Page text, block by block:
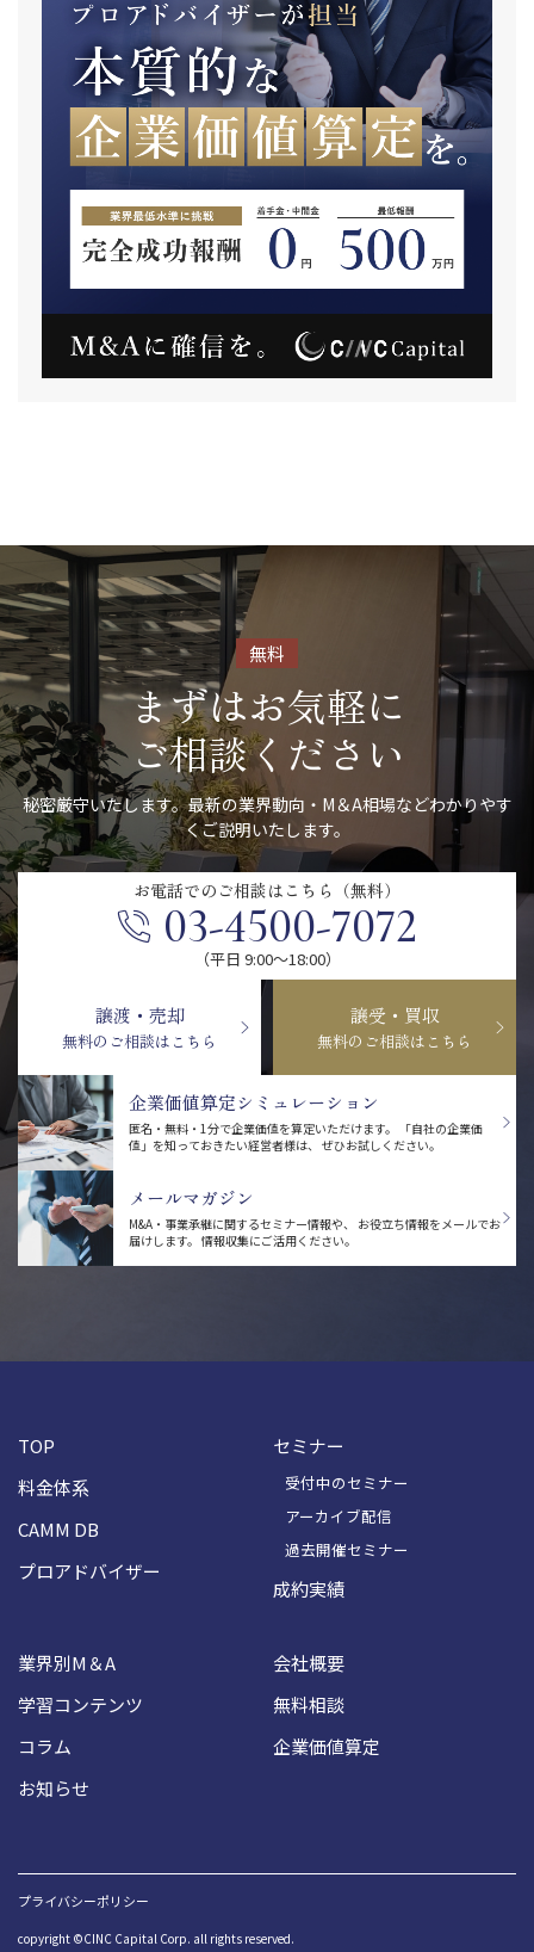
無料
まずはお気軽に
ご相談ください
秘密厳守いたします。最新の業界動向・M＆A相場などわかりやす
くご説明いたします。
お電話での ご相談はこちら（無料）
03-4500-7072
（平日 9:00〜18:00）
譲渡・売却
無料のご相談はこちら
譲受・買収
無料のご相談はこちら
企業価値算定シミュレーション
匿名・無料・1分で企業価値を算定いただけます。
「自社の企業価
値」を知っておきたい経営者様は、 ぜひお試しください。
メールマガジン
M&A・事業承継に関するセミナー情報や、
お役立ち情報をメールでお
届けします。 情報収集にご活用ください。
TOP
料金体系
CAMM DB
プロアドバイザー
セミナー
受付中のセミナー
アーカイブ配信
過去開催セミナー
成約実績
業界別M＆A
学習コンテンツ
コラム
お知らせ
会社概要
無料相談
企業価値算定
プライバシーポリシー
copyright ©CINC Capital Corp. all rights reserved.